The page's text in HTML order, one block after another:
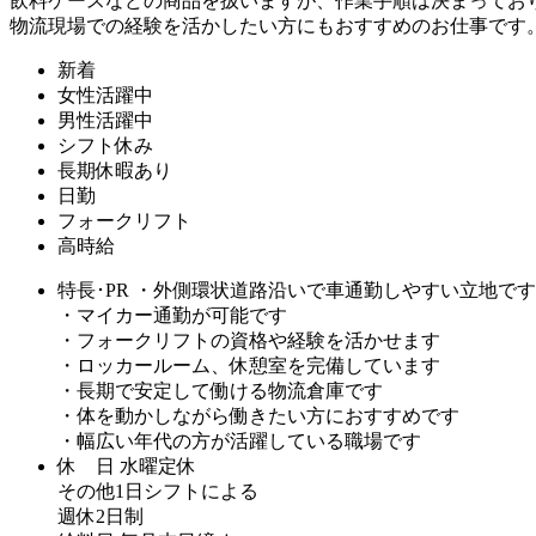
物流現場での経験を活かしたい方にもおすすめのお仕事です。
新着
女性活躍中
男性活躍中
シフト休み
長期休暇あり
日勤
フォークリフト
高時給
特長･PR
・外側環状道路沿いで車通勤しやすい立地です
・マイカー通勤が可能です
・フォークリフトの資格や経験を活かせます
・ロッカールーム、休憩室を完備しています
・長期で安定して働ける物流倉庫です
・体を動かしながら働きたい方におすすめです
・幅広い年代の方が活躍している職場です
休 日 水曜定休
その他1日シフトによる
週休2日制